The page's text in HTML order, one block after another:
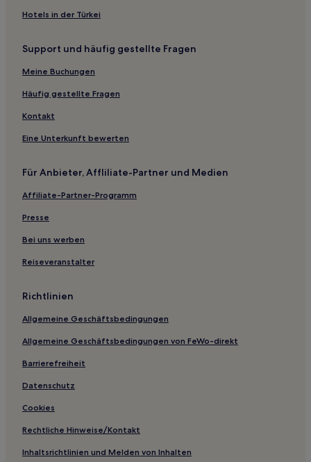
Gainesville Hotels
Bolivar Hotels
Shady Shores: Hotels
Paradise Hotels
Montague County: Hotels
Decatur Hotels
Hotels nahe Hall of State
Blue Ridge Hotels
Hotels nahe Eagle Mountain International Church
Hotels nahe Perot Museum of Nature and Science
Dallas County: Hotels
Newark Hotels
Love Field: Hotels
Cockrell Hill: Hotels
Highland Village Hotels
Hotels nahe Gentle Creek Golf Club
Hotels nahe Station DFW Airport North
Hotels nahe Straßenbahnhaltestelle Olive & Ross
Ravenna Hotels
Hotels in der Türkei
Support und häufig gestellte Fragen
Meine Buchungen
Häufig gestellte Fragen
Kontakt
Eine Unterkunft bewerten
Für Anbieter, Affliliate-Partner und Medien
Affiliate-Partner-Programm
Presse
Bei uns werben
Reiseveranstalter
Richtlinien
Allgemeine Geschäftsbedingungen
Allgemeine Geschäftsbedingungen von FeWo-direkt
Barrierefreiheit
Datenschutz
Cookies
Rechtliche Hinweise/Kontakt
Inhaltsrichtlinien und Melden von Inhalten